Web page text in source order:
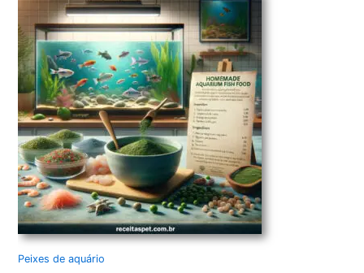
Peixes de aquário